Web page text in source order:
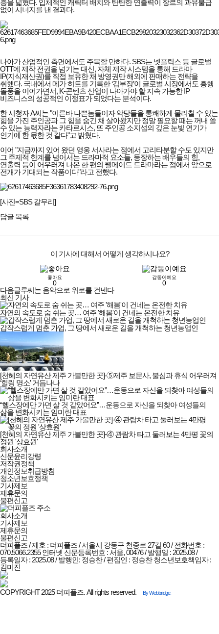
층을 넓혔다. 입체적인 캐릭터 배치와 탄탄한 연출력이 장르의 과유불급
없이 시너지를 낸 결과다.
나아가 산업적인 측면에서도 주목할 만하다. SBS는 넷플릭스 등 글로벌
OTT에 제작 전권을 넘기는 대신, 자체 제작 시스템을 통해 드라마
IP(지식재산권)를 직접 보유한 채 방영권만 해외에 판매하는 전략을
취했다. 국내에서 메가 히트를 기록한 ‘김부장’이 글로벌 시장에서도 흥행
돌풍을 이어가면서, K-콘텐츠 산업이 나아가야 할 지속 가능한 IP
비즈니스의 성공적인 이정표가 되었다는 분석이다.
한 시청자 A씨는 "이른바 나쁜놈들이자 악당들을 통쾌하게 물리칠 수 있는
힘을 가진 주인공과 그 힘을 숨긴 채 살아왔지만 정말 필요할 때는 꺼내 쓸
수 있는 능력자라는 카타르시스, 또 주인공 소지섭의 깊은 눈빛 연기가
인기에 한 몫한 것 같다"고 밝혔다.
이어 "지금까지 있어 왔던 영웅 서사라는 점에서 고리타분할 수도 있지만
그 주제적 한계를 넘어서는 드라마적 요소들, 등장하는 배우들의 힘,
연출력 등이 어우러져 나온 한 편의 웰메이드 드라마라는 점에서 앞으로
전개가 기대되는 작품이다"라고 전했다.
[사진=SBS 갈무리]
답글 목록
이 기사에 대해서 어떻게 생각하시나요?
좋아요
0
감동이예요
0
다음글루씨는 음악으로 위로를 건넨다
최신 기사
자연의 속도로 숨 쉬는 곳… 여주 '해봄'이 건네는 온전한 치유
갑작스럽게 멈춘 가업, 그 땅에서 새로운 길을 개척하는 청년농업인
[천혜의 자연유산 제주 가볼만한 곳]-➄제주 보문사, 불심과 휴식 어우러져
‘힐링 명소’ 거듭나나
“헬스장에만 가면 살 것 같았어요”…운동으로 자신을 되찾아 여성들의
삶을 변화시키는 임미란 대표
[천혜의 자연유산 제주 가볼만한 곳]-④ 관람차 타고 둘러보는 4만평 꽃의
정원 '상효원'
더피플즈
회사소개
및
정책안내
회사소개
신문윤리강령
저작권정책
개인정보취급방침
청소년보호정책
기사제보
제휴문의
불편신고
회사소개
기사제보
제휴문의
불편신고
더피플즈 / 제호 : 더피플즈 /서울시 강동구 천중로 27길 60 / 전화번호 :
070.5066.2355인터넷 신문등록번호 : 서울, 00476 / 발행일 : 2025.08 /
등록일자 : 2025.08 / 발행인: 정승찬 / 편집인 : 정승찬청소년보호책임자 :
김미진
COPYRIGHT 2025 더피플즈. All rights reserved. By Webbridge.